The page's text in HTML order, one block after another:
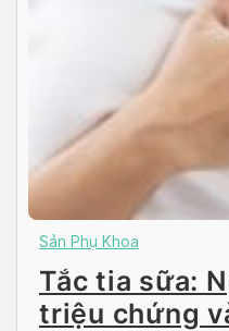
Sản Phụ Khoa
Tắc tia sữa:
triệu chứng